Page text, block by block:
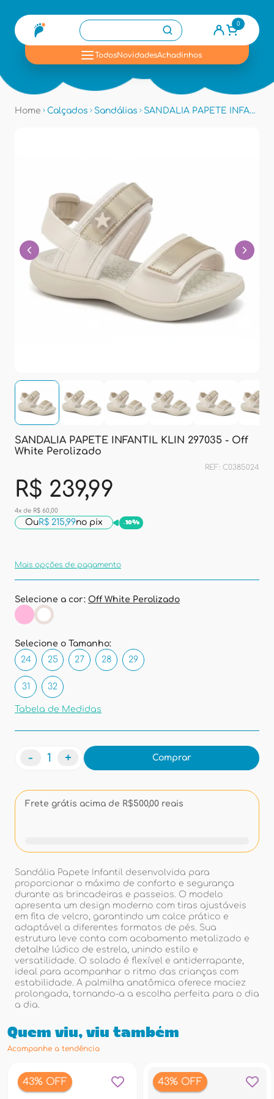
0
TodosNovidadesAchadinhos
Home Calçados Sandálias SANDALIA PAPETE INFANTIL KLIN 297035 - Off White Perolizado
SANDALIA PAPETE INFANTIL KLIN 297035 - Off
White Perolizado
REF: C0385024
R$ 239,99
4x de R$ 60,00
OuR$ 215,99no pix -10%
Mais opções de pagamento
Selecione a cor: Off White Perolizado
Selecione o Tamanho:
24
25 27 28 29
31 32
Tabela de Medidas
- + Comprar
Frete grátis acima de R$500,00 reais
Sandália Papete Infantil desenvolvida para
proporcionar o máximo de conforto e segurança
durante as brincadeiras e passeios. O modelo
apresenta um design moderno com tiras ajustáveis
em fita de velcro, garantindo um calce prático e
adaptável a diferentes formatos de pés. Sua
estrutura leve conta com acabamento metalizado e
detalhe lúdico de estrela, unindo estilo e
versatilidade. O solado é flexível e antiderrapante,
ideal para acompanhar o ritmo das crianças com
estabilidade. A palmilha anatômica oferece maciez
prolongada, tornando-a a escolha perfeita para o dia
a dia.
Quem viu, viu também
Acompanhe a tendência
43% OFF 43% OFF